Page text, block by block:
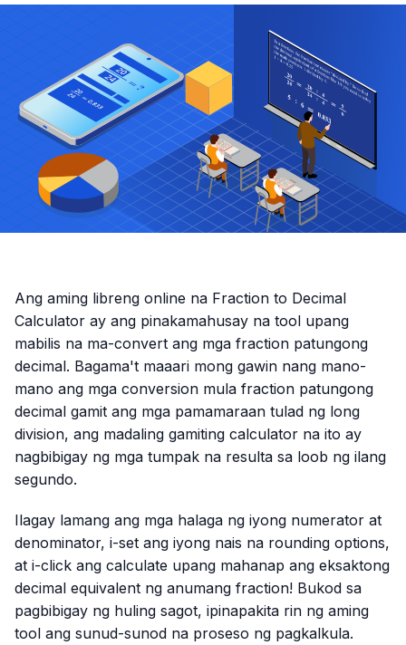
Ang aming libreng online na Fraction to Decimal
Calculator ay ang pinakamahusay na tool upang
mabilis na ma-convert ang mga fraction patungong
decimal. Bagama't maaari mong gawin nang mano-
mano ang mga conversion mula fraction patungong
decimal gamit ang mga pamamaraan tulad ng long
division, ang madaling gamiting calculator na ito ay
nagbibigay ng mga tumpak na resulta sa loob ng ilang
segundo.
Ilagay lamang ang mga halaga ng iyong numerator at
denominator, i-set ang iyong nais na rounding options,
at i-click ang calculate upang mahanap ang eksaktong
decimal equivalent ng anumang fraction! Bukod sa
pagbibigay ng huling sagot, ipinapakita rin ng aming
tool ang sunud-sunod na proseso ng pagkalkula.